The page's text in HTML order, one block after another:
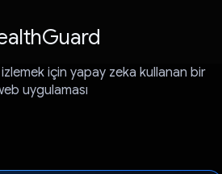
izlemek için yapay zeka kullanan bir
uygulaması